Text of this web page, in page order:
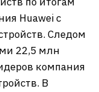
Huawei с
Следом
22,5 млн
компания
В